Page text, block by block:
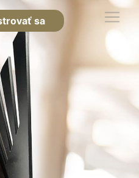
sa